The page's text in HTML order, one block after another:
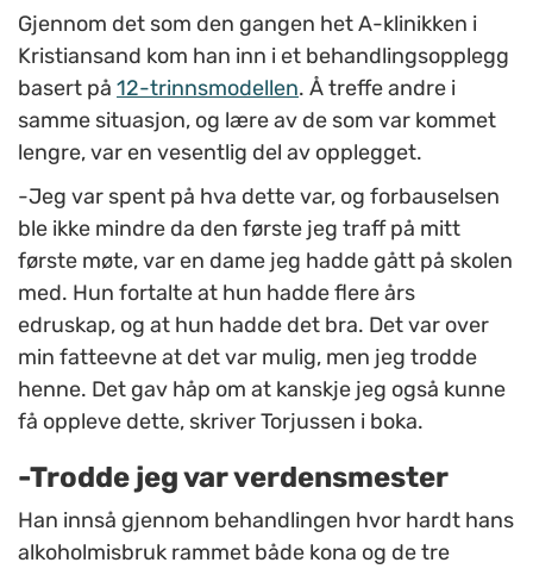
Gjennom det som den gangen het A-klinikken i
Kristiansand kom han inn i et behandlingsopplegg
basert på 12-trinnsmodellen. Å treffe andre i
samme situasjon, og lære av de som var kommet
lengre, var en vesentlig del av opplegget.
-Jeg var spent på hva dette var, og forbauselsen
ble ikke mindre da den første jeg traff på mitt
første møte, var en dame jeg hadde gått på skolen
med. Hun fortalte at hun hadde flere års
edruskap, og at hun hadde det bra. Det var over
min fatteevne at det var mulig, men jeg trodde
henne. Det gav håp om at kanskje jeg også kunne
få oppleve dette, skriver Torjussen i boka.
-Trodde jeg var verdensmester
Han innså gjennom behandlingen hvor hardt hans
alkoholmisbruk rammet både kona og de tre